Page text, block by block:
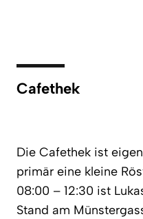
Cafethek
Die Cafethek ist
primär eine kleine
08:00 – 12:30 ist
Stand am